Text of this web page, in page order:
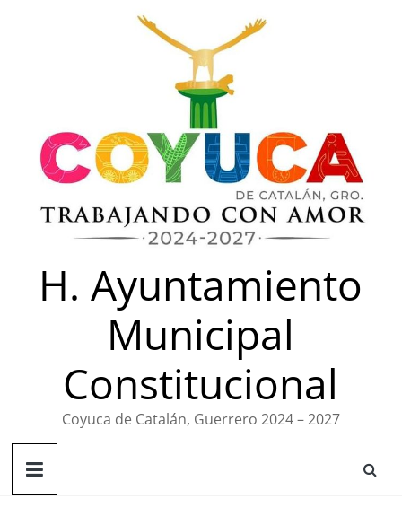
H. Ayuntamiento
Municipal
Constitucional
Coyuca de Catalán, Guerrero 2024 – 2027